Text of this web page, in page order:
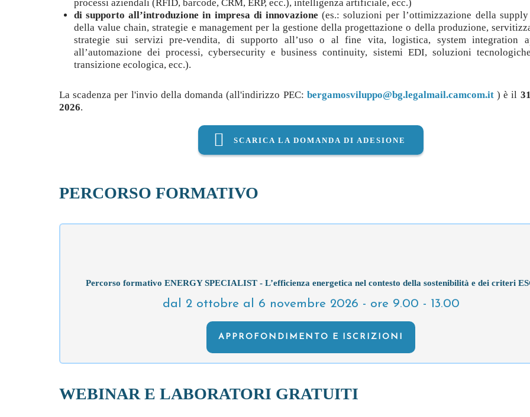
processi aziendali (RFID, barcode, CRM, ERP, ecc.), intelligenza artificiale, ecc.)
di supporto all’introduzione in impresa di innovazione (es.: soluzioni per l’ottimizzazione della
della value chain, strategie e management per la gestione della progettazione o della produzione,
strategie sui servizi pre-vendita, di supporto all’uso o al fine vita, logistica, system integration
all’automazione dei processi, cybersecurity e business continuity, sistemi EDI, soluzioni
transizione ecologica, ecc.).
La scadenza per l'invio della domanda (all'indirizzo PEC: bergamosviluppo@bg.legalmail.camcom.it) è il
2026.
SCARICA LA DOMANDA DI ADESIONE
PERCORSO FORMATIVO
Percorso formativo ENERGY SPECIALIST - L’efficienza energetica nel contesto della sostenibilità e dei criteri
dal 2 ottobre al 6 novembre 2026 - ore 9.00 - 13.00
APPROFONDIMENTO E ISCRIZIONI
WEBINAR E LABORATORI GRATUITI